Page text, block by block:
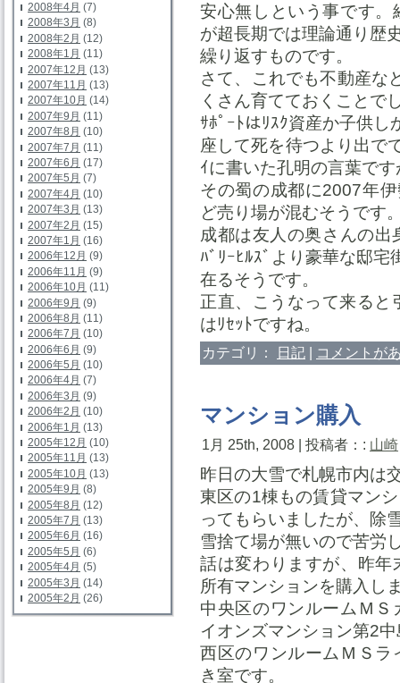
2008年4月 (7)
2008年3月 (8)
2008年2月 (12)
2008年1月 (11)
2007年12月 (13)
2007年11月 (13)
2007年10月 (14)
2007年9月 (11)
2007年8月 (10)
2007年7月 (11)
2007年6月 (17)
2007年5月 (7)
2007年4月 (10)
2007年3月 (13)
2007年2月 (15)
2007年1月 (16)
2006年12月 (9)
2006年11月 (9)
2006年10月 (11)
2006年9月 (9)
2006年8月 (11)
2006年7月 (10)
2006年6月 (9)
2006年5月 (10)
2006年4月 (7)
2006年3月 (9)
2006年2月 (10)
2006年1月 (13)
2005年12月 (10)
2005年11月 (13)
2005年10月 (13)
2005年9月 (8)
2005年8月 (12)
2005年7月 (13)
2005年6月 (16)
2005年5月 (6)
2005年4月 (5)
2005年3月 (14)
2005年2月 (26)
安心無しという事です
が超長期では理論通り歴
繰り返すものです。
さて、これでも不動産な
くさん育てておくことで
ｻﾎﾟｰﾄはﾘｽｸ資産か子供し
座して死を待つより出で
ｲに書いた孔明の言葉です
その蜀の成都に2007年
ど売り場が混むそうです
成都は友人の奥さんの出
ﾊﾞﾘｰﾋﾙｽﾞより豪華な邸宅
在るそうです。
正直、こうなって来ると
はﾘｾｯﾄですね。
カテゴリ： 日記 | コメントが
マンション購入
1月 25th, 2008 | 投稿者：: 山崎
昨日の大雪で札幌市内は
東区の1棟もの賃貸マン
ってもらいましたが、除
雪捨て場が無いので苦労
話は変わりますが、昨
所有マンションを購入し
中央区のワンルームＭ
イオンズマンション第2
西区のワンルームＭＳ
き室です。